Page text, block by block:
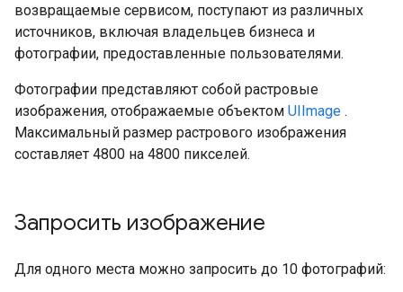
возвращаемые сервисом, поступают из различных
источников, включая владельцев бизнеса и
фотографии, предоставленные пользователями.
Фотографии представляют собой растровые
изображения, отображаемые объектом UIImage .
Максимальный размер растрового изображения
составляет 4800 на 4800 пикселей.
Запросить изображение
Для одного места можно запросить до 10 фотографий: